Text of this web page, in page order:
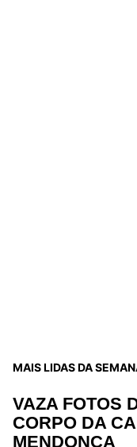
MAIS LIDAS DA
VAZA FOTOS
CORPO DA
MENDONÇA